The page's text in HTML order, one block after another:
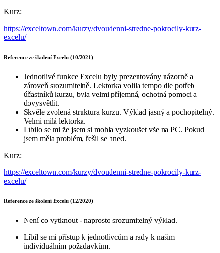
Kurz:
https://exceltown.com/kurzy/dvoudenni-stredne-pokrocily-kurz-
excelu/
Reference ze školení Excelu (10/2021)
Jednotlivé funkce Excelu byly prezentovány názorně a
zároveň srozumitelně. Lektorka volila tempo dle potřeb
účastníků kurzu, byla velmi příjemná, ochotná pomoci a
dovysvětlit.
Skvěle zvolená struktura kurzu. Výklad jasný a pochopitelný.
Velmi milá lektorka.
Líbilo se mi že jsem si mohla vyzkoušet vše na PC. Pokud
jsem měla problém, řešil se hned.
Kurz:
https://exceltown.com/kurzy/dvoudenni-stredne-pokrocily-kurz-
excelu/
Reference ze školení Excelu (12/2020)
Není co vytknout - naprosto srozumitelný výklad.
Líbil se mi přístup k jednotlivcům a rady k našim
individuálním požadavkům.